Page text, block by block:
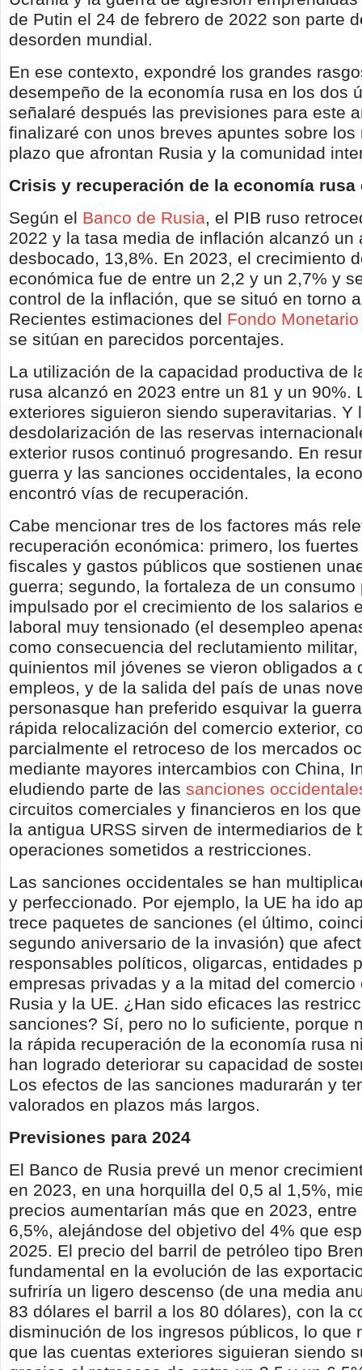
de Putin el 24 de febrero de 2022 son parte
desorden mundial.
En ese contexto, expondré los grandes
desempeño de la economía rusa en los dos
señalaré después las previsiones para este
finalizaré con unos breves apuntes sobre los
plazo que afrontan Rusia y la comunidad
Crisis y recuperación de la economía rusa
Según el Banco de Rusia, el PIB ruso
2022 y la tasa media de inflación alcanzó un
desbocado, 13,8%. En 2023, el crecimiento
económica fue de entre un 2,2 y un 2,7% y
control de la inflación, que se situó en torno
Recientes estimaciones del Fondo
se sitúan en parecidos porcentajes.
La utilización de la capacidad productiva de
rusa alcanzó en 2023 entre un 81 y un 90%.
exteriores siguieron siendo superavitarias. Y
desdolarización de las reservas
exterior rusos continuó progresando. En
guerra y las sanciones occidentales, la
encontró vías de recuperación.
Cabe mencionar tres de los factores más
recuperación económica: primero, los
fiscales y gastos públicos que sostienen
guerra; segundo, la fortaleza de un consumo
impulsado por el crecimiento de los salarios
laboral muy tensionado (el desempleo
como consecuencia del reclutamiento
quinientos mil jóvenes se vieron obligados a
empleos, y de la salida del país de unas
personasque han preferido esquivar la
rápida relocalización del comercio exterior,
parcialmente el retroceso de los mercados
mediante mayores intercambios con China,
eludiendo parte de las sanciones
circuitos comerciales y financieros en los
la antigua URSS sirven de intermediarios de
operaciones sometidos a restricciones.
Las sanciones occidentales se han
y perfeccionado. Por ejemplo, la UE ha ido
trece paquetes de sanciones (el último,
segundo aniversario de la invasión) que
responsables políticos, oligarcas, entidades
empresas privadas y a la mitad del comercio
Rusia y la UE. ¿Han sido eficaces las
sanciones? Sí, pero no lo suficiente, porque
la rápida recuperación de la economía rusa
han logrado deteriorar su capacidad de
Los efectos de las sanciones madurarán y
valorados en plazos más largos.
Previsiones para 2024
El Banco de Rusia prevé un menor
en 2023, en una horquilla del 0,5 al 1,5%,
precios aumentarían más que en 2023,
6,5%, alejándose del objetivo del 4% que
2025. El precio del barril de petróleo tipo
fundamental en la evolución de las
sufriría un ligero descenso (de una media
83 dólares el barril a los 80 dólares), con la
disminución de los ingresos públicos, lo que
que las cuentas exteriores siguieran siendo